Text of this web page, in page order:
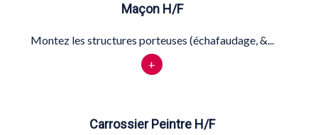
Maçon H/F
Montez les structures porteuses (échafaudage, &...
+
Carrossier Peintre H/F